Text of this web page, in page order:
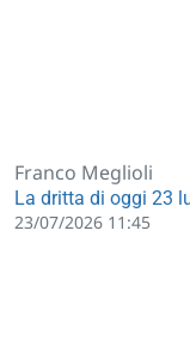
Franco Meglioli
La dritta di oggi 23
23/07/2026 11:45